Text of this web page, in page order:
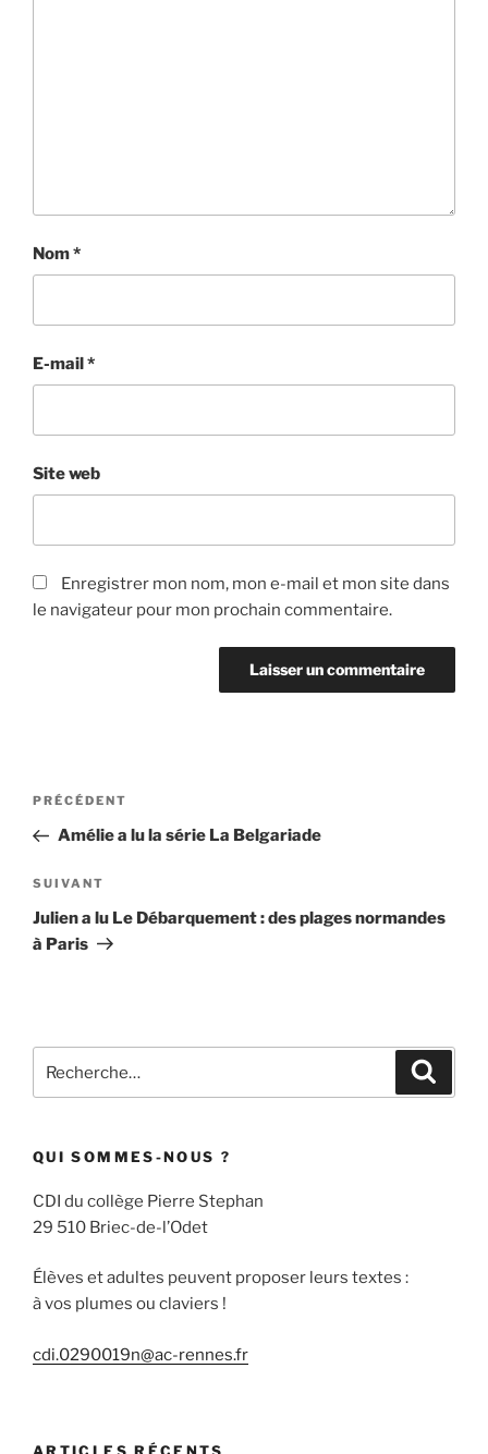
Nom*
E-mail*
Site web
Enregistrer mon nom, mon e-mail et mon site dans
le navigateur pour mon prochain commentaire.
Navigation
l’article
Article
précédent
PRÉCÉDENT
Amélie a lu la série La Belgariade
Article
suivant
SUIVANT
Julien a lu Le Débarquement : des plages normandes
à Paris
pour
QUI SOMMES-NOUS ?
CDI du collège Pierre Stephan
29 510 Briec-de-l’Odet
Élèves et adultes peuvent proposer leurs textes :
à vos plumes ou claviers !
cdi.0290019n@ac-rennes.fr